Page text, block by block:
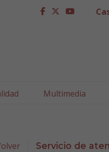
facebook
twitter
Multimedia
Servicio de